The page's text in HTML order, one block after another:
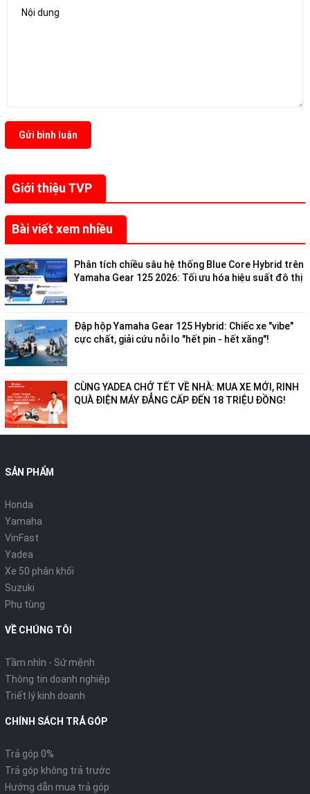
Giới thiệu TVP
Bài viết xem nhiều
Phân tích chiều sâu hệ thống Blue Core Hybrid trên
Yamaha Gear 125 2026: Tối ưu hóa hiệu suất đô thị
Đập hộp Yamaha Gear 125 Hybrid: Chiếc xe "vibe"
cực chất, giải cứu nỗi lo "hết pin - hết xăng"!
CÙNG YADEA CHỞ TẾT VỀ NHÀ: MUA XE MỚI, RINH
QUÀ ĐIỆN MÁY ĐẲNG CẤP ĐẾN 18 TRIỆU ĐỒNG!
Gửi bình luận
SẢN PHẨM
Honda
Yamaha
VinFast
Yadea
Xe 50 phân khối
Suzuki
Phụ tùng
VỀ CHÚNG TÔI
Tầm nhìn - Sứ mệnh
Thông tin doanh nghiệp
Triết lý kinh doanh
CHÍNH SÁCH TRẢ GÓP
Trả góp 0%
Trả góp không trả trước
Hướng dẫn mua trả góp